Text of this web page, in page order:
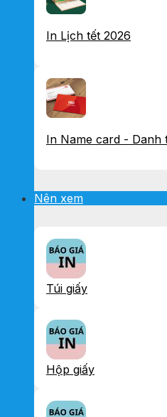
In Lịch tết 2026
In Name card - Danh
Nên xem
Túi giấy
Hộp giấy